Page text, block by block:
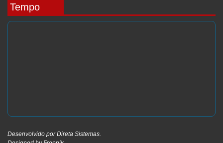
Tempo
Desenvolvido porDireta Sistemas.